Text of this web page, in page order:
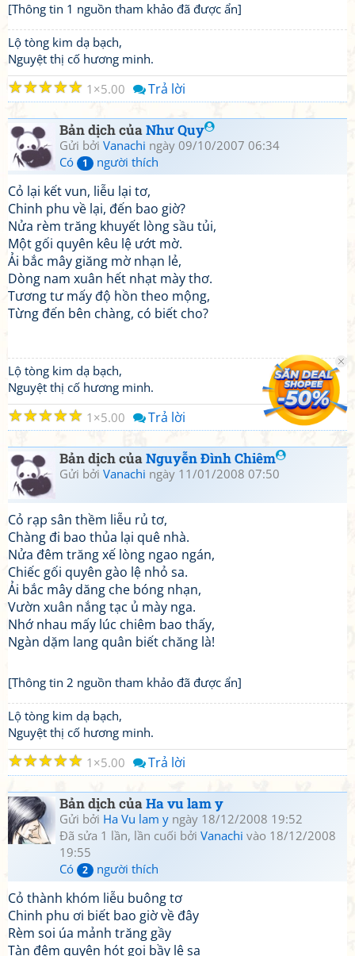
[Thông tin 1 nguồn tham khảo đã được ẩn]
Lộ tòng kim dạ bạch,
Nguyệt thị cố hương minh.
☆
☆
☆
☆
☆ 1 5.00 Trả lời
Bản dịch củaNhư Quy
Gửi bởi Vanachi ngày 09/10/2007 06:34
Có
1 người thích
Cỏ lại kết vun, liễu lại tơ,
Chinh phu về lại, đến bao giờ?
Nửa rèm trăng khuyết lòng sầu tủi,
Một gối quyên kêu lệ ướt mờ.
Ải bắc mây giăng mờ nhạn lẻ,
Dòng nam xuân hết nhạt mày thơ.
Tương tư mấy độ hồn theo mộng,
Từng đến bên chàng, có biết cho?
Lộ tòng kim dạ bạch,
Nguyệt thị cố hương minh.
☆
☆
☆
☆
☆ 1 5.00 Trả lời
Bản dịch củaNguyễn Đình Chiêm
Gửi bởi Vanachi ngày 11/01/2008 07:50
Cỏ rạp sân thềm liễu rủ tơ,
Chàng đi bao thủa lại quê nhà.
Nửa đêm trăng xế lòng ngao ngán,
Chiếc gối quyên gào lệ nhỏ sa.
Ải bắc mây dăng che bóng nhạn,
Vườn xuân nắng tạc ủ mày nga.
Nhớ nhau mấy lúc chiêm bao thấy,
Ngàn dặm lang quân biết chăng là!
[Thông tin 2 nguồn tham khảo đã được ẩn]
Lộ tòng kim dạ bạch,
Nguyệt thị cố hương minh.
☆
☆
☆
☆
☆ 1 5.00 Trả lời
Bản dịch củaHa vu lam y
Gửi bởi Ha Vu lam y ngày 18/12/2008 19:52
Đã sửa 1 lần, lần cuối bởi Vanachi vào 18/12/2008
19:55
Có
2 người thích
Cỏ thành khóm liễu buông tơ
Chinh phu ơi biết bao giờ về đây
Rèm soi úa mảnh trăng gầy
Tàn đêm quyên hót gọi bầy lệ sa